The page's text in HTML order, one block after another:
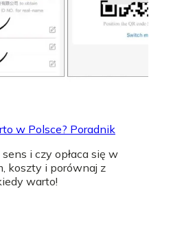
w Polsce? Poradnik
i czy opłaca się w
koszty i porównaj z
warto!